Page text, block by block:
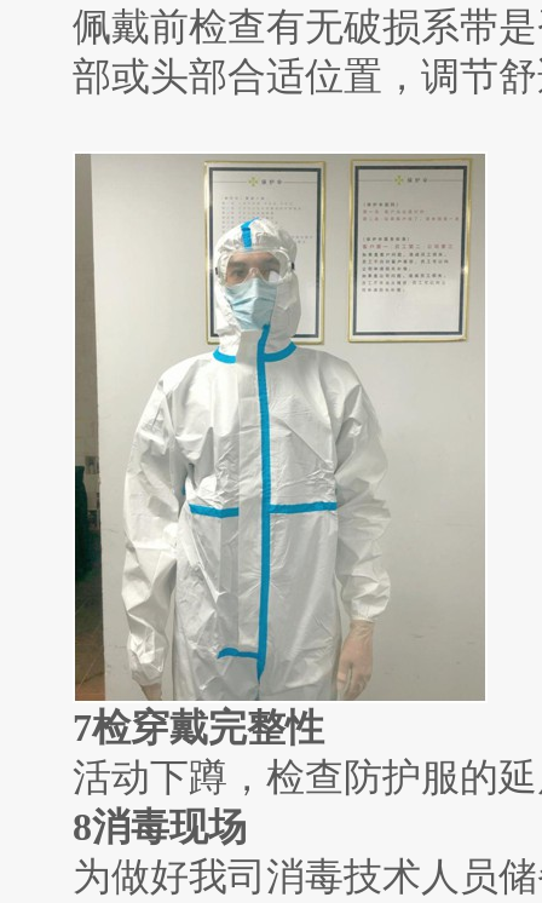
佩戴前检查有无破损系带
部或头部合适位置，调节
7检穿戴完整性
活动下蹲，检查防护服的
8消毒现场
为做好我司消毒技术人员